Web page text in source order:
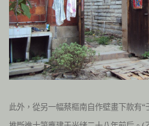
此外，從另一幅蔡樞南自作壁畫下款有“